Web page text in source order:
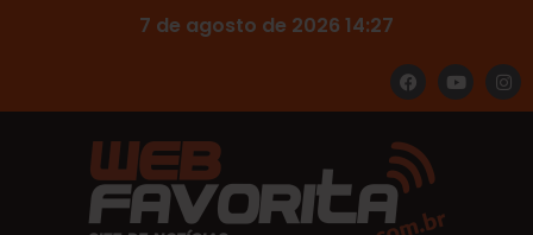
7 de agosto de 2026 14:27